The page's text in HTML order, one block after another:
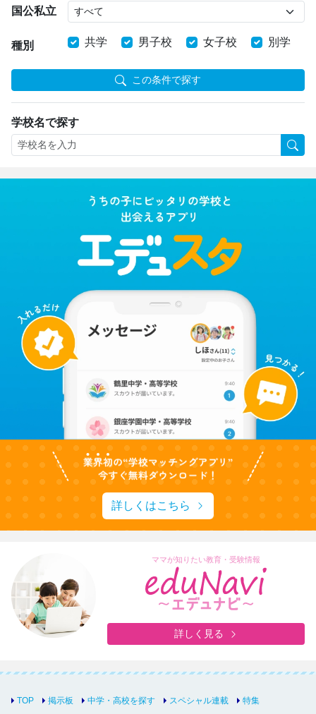
国公私立
種別 共学 男子校 女子校 別学
この条件で探す
学校名で探す
詳しくはこちら
ママが知りたい教育・受験情報
詳しく見る
TOP 掲示板 中学・高校を探す スペシャル連載 特集